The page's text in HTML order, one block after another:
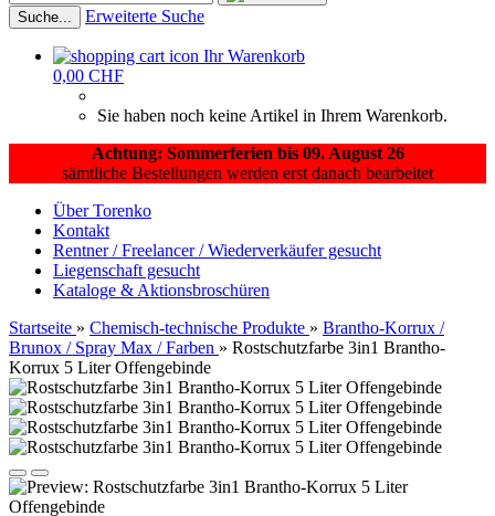
Suche... Erweiterte Suche
Ihr Warenkorb
0,00 CHF
Sie haben noch keine Artikel in Ihrem Warenkorb.
Achtung: Sommerferien bis 09. August 26
sämtliche Bestellungen werden erst danach bearbeitet
Über Torenko
Kontakt
Rentner / Freelancer / Wiederverkäufer gesucht
Liegenschaft gesucht
Kataloge & Aktionsbroschüren
Startseite » Chemisch-technische Produkte » Brantho-Korrux /
Brunox / Spray Max / Farben » Rostschutzfarbe 3in1 Brantho-
Korrux 5 Liter Offengebinde